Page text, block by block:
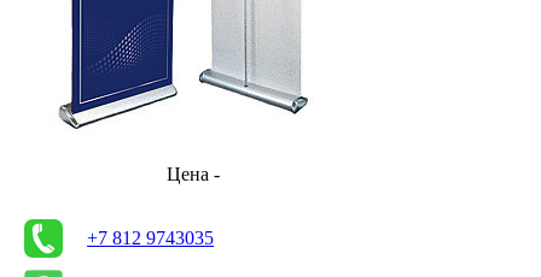
Цена -
+7 812 9743035